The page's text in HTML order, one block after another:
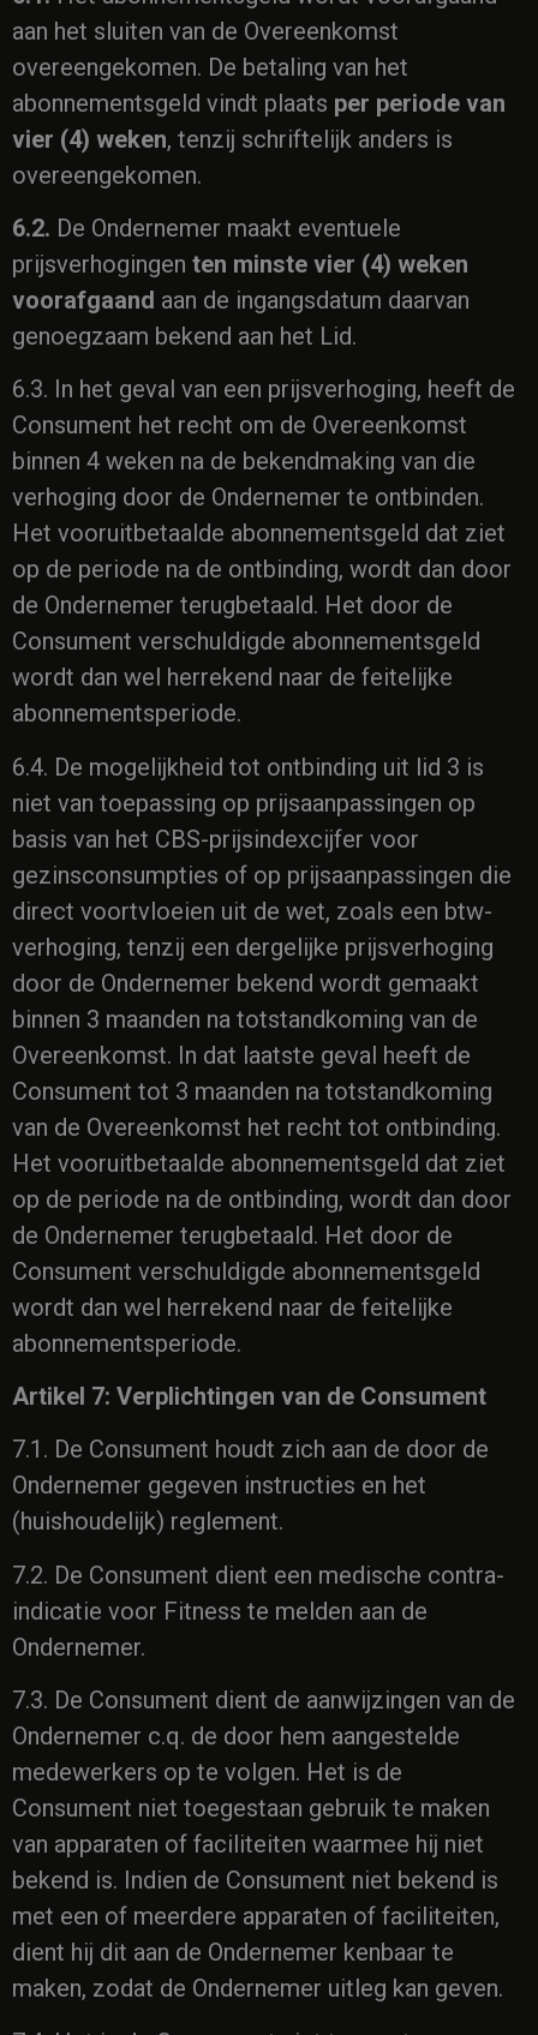
aan het sluiten van de Overeenkomst
overeengekomen. De betaling van het
abonnementsgeld vindt plaats per periode van
vier (4) weken, tenzij schriftelijk anders is
overeengekomen.
6.2. De Ondernemer maakt eventuele
prijsverhogingen ten minste vier (4) weken
voorafgaand aan de ingangsdatum daarvan
genoegzaam bekend aan het Lid.
6.3. In het geval van een prijsverhoging, heeft de
Consument het recht om de Overeenkomst
binnen 4 weken na de bekendmaking van die
verhoging door de Ondernemer te ontbinden.
Het vooruitbetaalde abonnementsgeld dat ziet
op de periode na de ontbinding, wordt dan door
de Ondernemer terugbetaald. Het door de
Consument verschuldigde abonnementsgeld
wordt dan wel herrekend naar de feitelijke
abonnementsperiode.
6.4. De mogelijkheid tot ontbinding uit lid 3 is
niet van toepassing op prijsaanpassingen op
basis van het CBS-prijsindexcijfer voor
gezinsconsumpties of op prijsaanpassingen die
direct voortvloeien uit de wet, zoals een btw-
verhoging, tenzij een dergelijke prijsverhoging
door de Ondernemer bekend wordt gemaakt
binnen 3 maanden na totstandkoming van de
Overeenkomst. In dat laatste geval heeft de
Consument tot 3 maanden na totstandkoming
van de Overeenkomst het recht tot ontbinding.
Het vooruitbetaalde abonnementsgeld dat ziet
op de periode na de ontbinding, wordt dan door
de Ondernemer terugbetaald. Het door de
Consument verschuldigde abonnementsgeld
wordt dan wel herrekend naar de feitelijke
abonnementsperiode.
Artikel 7: Verplichtingen van de Consument
7.1. De Consument houdt zich aan de door de
Ondernemer gegeven instructies en het
(huishoudelijk) reglement.
7.2. De Consument dient een medische contra-
indicatie voor Fitness te melden aan de
Ondernemer.
7.3. De Consument dient de aanwijzingen van de
Ondernemer c.q. de door hem aangestelde
medewerkers op te volgen. Het is de
Consument niet toegestaan gebruik te maken
van apparaten of faciliteiten waarmee hij niet
bekend is. Indien de Consument niet bekend is
met een of meerdere apparaten of faciliteiten,
dient hij dit aan de Ondernemer kenbaar te
maken, zodat de Ondernemer uitleg kan geven.